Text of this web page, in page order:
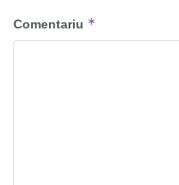
Comentariu *